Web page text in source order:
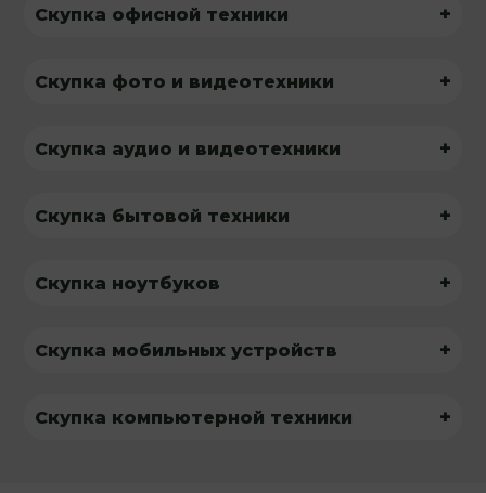
Скупка офисной техники +
Скупка фото и видеотехники +
Скупка аудио и видеотехники +
Скупка бытовой техники +
Скупка ноутбуков +
Скупка мобильных устройств +
Скупка компьютерной техники +